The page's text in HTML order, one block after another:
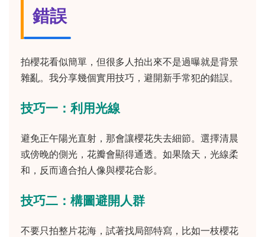
錯誤
拍櫻花看似簡單，但很多人拍出來不是過曝就是背景
雜亂。我分享幾個實用技巧，避開新手常犯的錯誤。
技巧一：利用光線
避免正午陽光直射，那會讓櫻花失去細節。選擇清晨
或傍晚的側光，花瓣會顯得通透。如果陰天，光線柔
和，反而適合拍人像與櫻花合影。
技巧二：構圖避開人群
不要只拍整片花海，試著找局部特寫，比如一枝櫻花